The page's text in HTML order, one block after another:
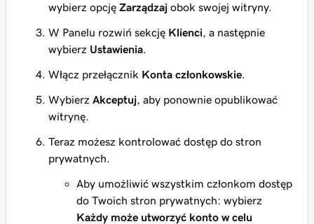
wybierz opcję Zarządzaj obok swojej witryny.
W Panelu rozwiń sekcję Klienci , a następnie
wybierz Ustawienia
Włącz przełącznik Konta członkowskie
Wybierz Akceptuj , aby ponownie opublikować
witrynę.
Teraz możesz kontrolować dostęp do stron
prywatnych.
Aby umożliwić wszystkim członkom dostęp
do Twoich stron prywatnych: wybierz
Każdy może utworzyć konto w celu